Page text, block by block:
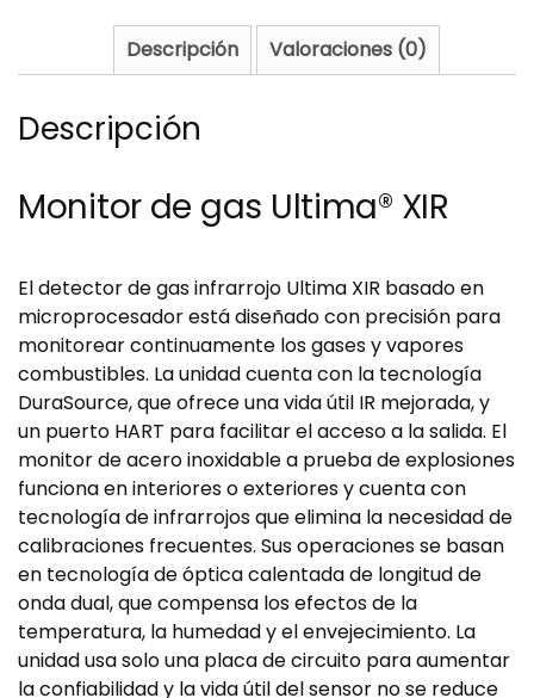
Descripción Valoraciones (0)
Descripción
Monitor de gas Ultima® XIR
El detector de gas infrarrojo Ultima XIR basado en
microprocesador está diseñado con precisión para
monitorear continuamente los gases y vapores
combustibles. La unidad cuenta con la tecnología
DuraSource, que ofrece una vida útil IR mejorada, y
un puerto HART para facilitar el acceso a la salida. El
monitor de acero inoxidable a prueba de explosiones
funciona en interiores o exteriores y cuenta con
tecnología de infrarrojos que elimina la necesidad de
calibraciones frecuentes. Sus operaciones se basan
en tecnología de óptica calentada de longitud de
onda dual, que compensa los efectos de la
temperatura, la humedad y el envejecimiento. La
unidad usa solo una placa de circuito para aumentar
la confiabilidad y la vida útil del sensor no se reduce